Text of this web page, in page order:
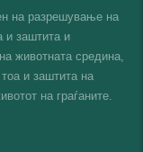
на разрешување на
и заштита и
животната средина,
и заштита на
на граѓаните.